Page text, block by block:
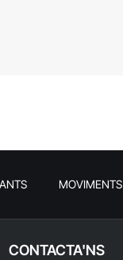
MOVIMENTS
CONTACTA'NS